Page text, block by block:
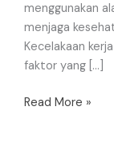
menggunakan
menjaga
Kecelakaan
faktor yang […]
Read More »